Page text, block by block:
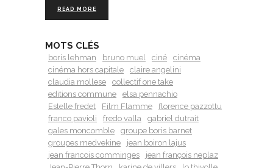
READ MORE
MOTS CLÉS
boris lehman bruno muel ciné
cinéma
cinéma hors capitale
claire angelini
claudia mollese
collectif one take
editions commune
elsa pennachio
Estelle fredet
Film Flamme
florence pazzottu
franco pavioli
fredo valla
gabriel dutrait
gales moncomble
groupe boris barnet
groupes medvekine
jean boiron lajus
jean francois comminges
jean françois neplaz